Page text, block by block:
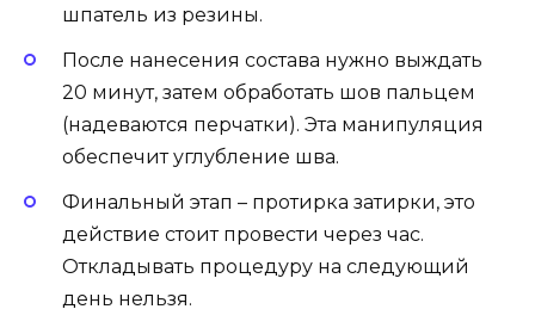
шпатель из резины.
После нанесения состава нужно выждать
20 минут, затем обработать шов пальцем
(надеваются перчатки). Эта манипуляция
обеспечит углубление шва.
Финальный этап – протирка затирки, это
действие стоит провести через час.
Откладывать процедуру на следующий
день нельзя.